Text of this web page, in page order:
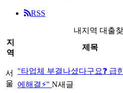
RSS
내지역 대출
지
역
제목
서
울
"타업체 부결나셨다구요❓ 급
에해결⚡" N새글